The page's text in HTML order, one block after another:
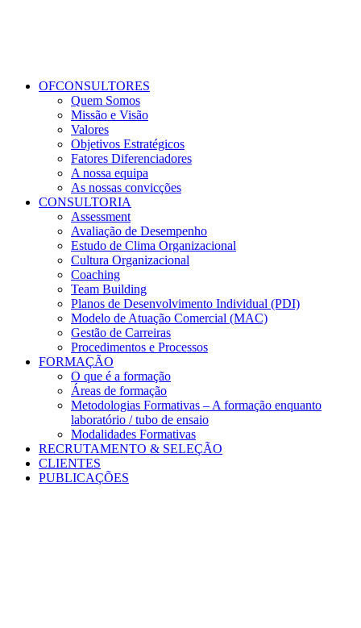
OFCONSULTORES
Quem Somos
Missão e Visão
Valores
Objetivos Estratégicos
Fatores Diferenciadores
A nossa equipa
As nossas convicções
CONSULTORIA
Assessment
Avaliação de Desempenho
Estudo de Clima Organizacional
Cultura Organizacional
Coaching
Team Building
Planos de Desenvolvimento Individual (PDI)
Modelo de Atuação Comercial (MAC)
Gestão de Carreiras
Procedimentos e Processos
FORMAÇÃO
O que é a formação
Áreas de formação
Metodologias Formativas – A formação enquanto
laboratório / tubo de ensaio
Modalidades Formativas
RECRUTAMENTO & SELEÇÃO
CLIENTES
PUBLICAÇÕES